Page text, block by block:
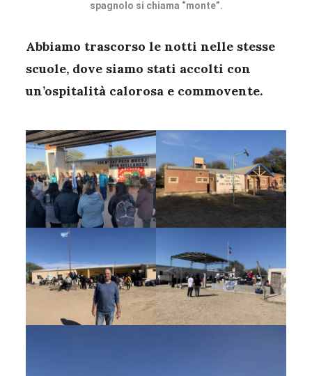
spagnolo si chiama “monte”.
Abbiamo trascorso le notti nelle stesse
scuole, dove siamo stati accolti con
un’ospitalità calorosa e commovente.